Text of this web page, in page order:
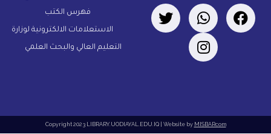
فهرس الكتب
الاستعلامات الالكترونية لوزارة
التعليم العالي والبحث العلمي
Copyright 2023 LIBRARY.UODIAYAL.EDU.IQ | Website byMISBARcom